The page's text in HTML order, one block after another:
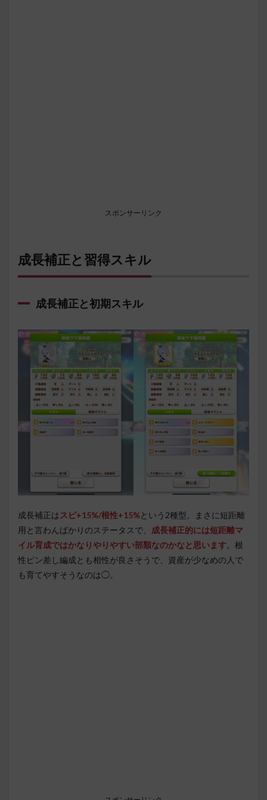
スポンサーリンク
成長補正と習得スキル
成長補正と初期スキル
成長補正は スピ+15%/根性+15%という2種型。まさに短距離
用と言わんばかりのステータスで、 成長補正的には短距離マ
イル育成ではかなりやりやすい部類なのかなと思います。根
性ピン差し編成とも相性が良さそうで、資産が少なめの人で
も育てやすそうなのは◯。